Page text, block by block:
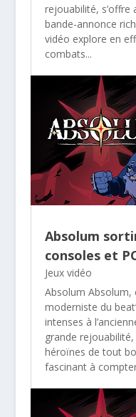
rejouabilité, s’offre
bande-annonce
vidéo explore en
combats...
Absolum
consoles et
Jeux vidéo
Absolum
moderniste du
intenses à
grande
héroïnes de tout
fascinant à